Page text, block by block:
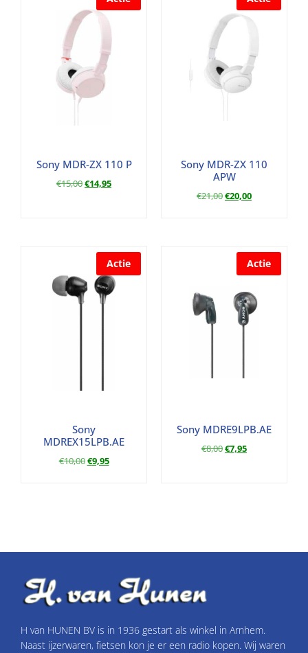
Sony MDR-ZX 110 P
€15,00€14,95
Sony MDR-ZX 110
APW
€21,00€20,00
Actie
Sony
MDREX15LPB.AE
€10,00€9,95
Actie
Sony MDRE9LPB.AE
€8,00€7,95
H van HUNEN BV is in 1936 gestart als winkel in Arnhem.
Naast ijzerwaren, fietsen kon je er een radio kopen. Wij waren